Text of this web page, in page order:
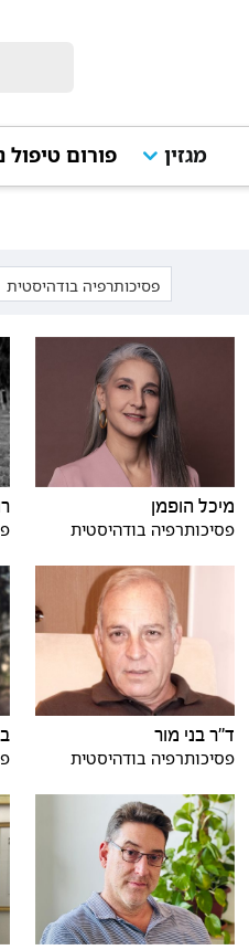
מגזין פורום טיפול
מיכל הופמן
פסיכותרפיה בודהיסטית
ד"ר בני מור
פסיכותרפיה בודהיסטית